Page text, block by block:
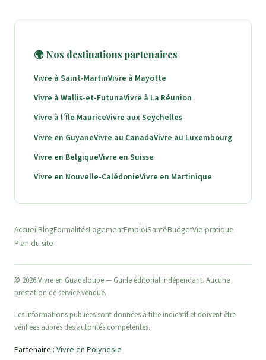
🌍 Nos destinations partenaires
Vivre à Saint-MartinVivre à Mayotte
Vivre à Wallis-et-FutunaVivre à La Réunion
Vivre à l'Île MauriceVivre aux Seychelles
Vivre en GuyaneVivre au CanadaVivre au Luxembourg
Vivre en BelgiqueVivre en Suisse
Vivre en Nouvelle-CalédonieVivre en Martinique
AccueilBlogFormalitésLogementEmploiSantéBudgetVie pratique
Plan du site
© 2026 Vivre en Guadeloupe — Guide éditorial indépendant. Aucune
prestation de service vendue.
Les informations publiées sont données à titre indicatif et doivent être
vérifiées auprès des autorités compétentes.
Partenaire : Vivre en Polynesie